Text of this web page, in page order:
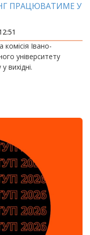
ПРАЦЮВАТИМЕ У
Івано-
університету
вихідні.